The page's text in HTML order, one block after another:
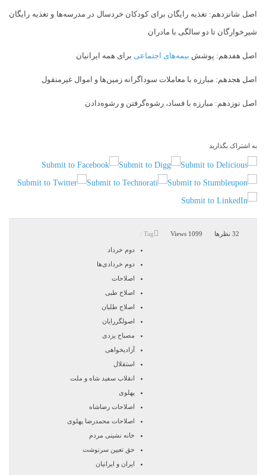
اصل شانزدهم: تغذیه رایگان برای کودکان خردسال در مدرسه‌ها و تغذیه رایگان
شیرخوارگان تا دو سالگی با مادران
اصل هفدهم: پوشش بیمه‌های اجتماعی برای همه ایرانیان
اصل هجدهم: مبارزه با معاملات سوداگرانه زمین‌ها و اموال غیرمنقول
اصل نوزدهم: مبارزه با فساد، رشوه‌گرفتن و رشوه‌دادن
به اشتراک بگذارید
32 نظرها 1099 Views
Tag :
دوم خرداد
دوم خردادی‌ها
اصلاحات
اصلاح طبی
اصلاح طلبان
اصولگررایان
مصباح یزدی
آزادیخواهی
استقلال
انقلاب سفید شاه و ملت
پهلوی
اصلاحات رضاشاه
اصلاحات محمدرضا پهلوی
خانه نشینی مردم
حق تعیین سرنوشت
ایران و ایرانیان